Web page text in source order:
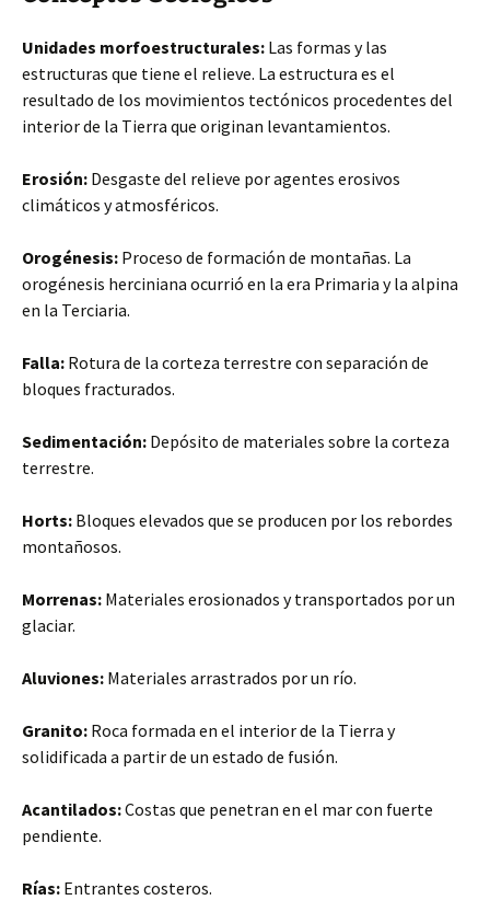
Unidades morfoestructurales: Las formas y las
estructuras que tiene el relieve. La estructura es el
resultado de los movimientos tectónicos procedentes del
interior de la Tierra que originan levantamientos.
Erosión: Desgaste del relieve por agentes erosivos
climáticos y atmosféricos.
Orogénesis: Proceso de formación de montañas. La
orogénesis herciniana ocurrió en la era Primaria y la alpina
en la Terciaria.
Falla: Rotura de la corteza terrestre con separación de
bloques fracturados.
Sedimentación: Depósito de materiales sobre la corteza
terrestre.
Horts: Bloques elevados que se producen por los rebordes
montañosos.
Morrenas: Materiales erosionados y transportados por un
glaciar.
Aluviones: Materiales arrastrados por un río.
Granito: Roca formada en el interior de la Tierra y
solidificada a partir de un estado de fusión.
Acantilados:Costas que penetran en el mar con fuerte
pendiente.
Rías: Entrantes costeros.